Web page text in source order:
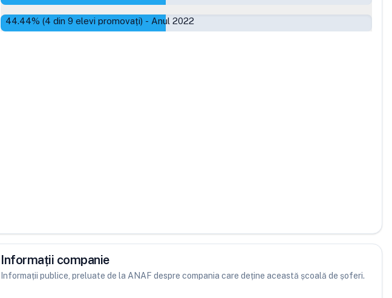
44.44% (4 din 9 elevi promovați) - Anul 2022
Informații companie
Informații publice, preluate de la ANAF despre compania care deține această școală de șoferi.